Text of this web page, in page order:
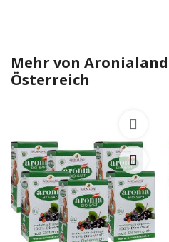
Mehr von
Österreich